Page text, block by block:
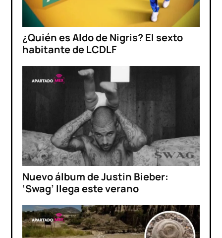
¿Quién es Aldo de Nigris? El sexto
habitante de LCDLF
Nuevo álbum de Justin Bieber:
‘Swag’ llega este verano